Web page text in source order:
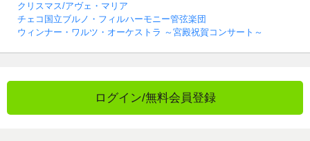
クリスマス/アヴェ・マリア
チェコ国立ブルノ・フィルハーモニー管弦楽団
ウィンナー・ワルツ・オーケストラ ～宮殿祝賀コンサート～
ログイン/無料会員登録